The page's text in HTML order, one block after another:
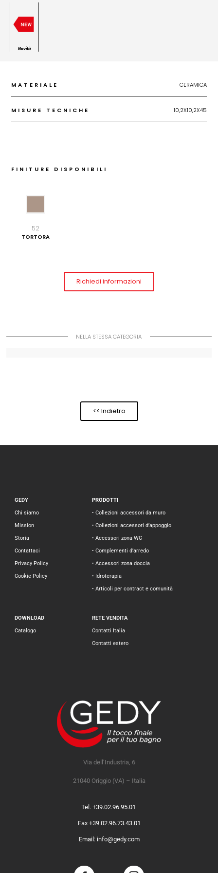
Novità
MATERIALE CERAMICA
MISURE TECNICHE 10,2X10,2X45
FINITURE DISPONIBILI
52
TORTORA
Richiedi informazioni
NELLA STESSA CATEGORIA
<< Indietro
GEDY
Chi siamo
Mission
Storia
Contattaci
Privacy Policy
Cookie Policy
PRODOTTI
• Collezioni accessori da muro
• Collezioni accessori d’appoggio
• Accessori zona WC
• Complementi d’arredo
• Accessori zona doccia
• Idroterapia
• Articoli per contract e comunità
DOWNLOAD
Catalogo
RETE VENDITA
Contatti Italia
Contatti estero
Via dell’Industria, 6
21040 Origgio (VA) – Italia
Tel. +39.02.96.95.01
Fax +39.02.96.73.43.01
Email: info@gedy.com